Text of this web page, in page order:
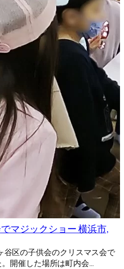
マジックショー 横浜市,
谷区の子供会のクリスマス会で
開催した場所は町内会…